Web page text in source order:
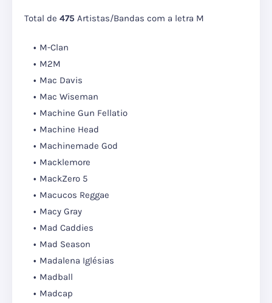
Total de 475 Artistas/Bandas com a letra M
M-Clan
M2M
Mac Davis
Mac Wiseman
Machine Gun Fellatio
Machine Head
Machinemade God
Macklemore
MackZero 5
Macucos Reggae
Macy Gray
Mad Caddies
Mad Season
Madalena Iglésias
Madball
Madcap